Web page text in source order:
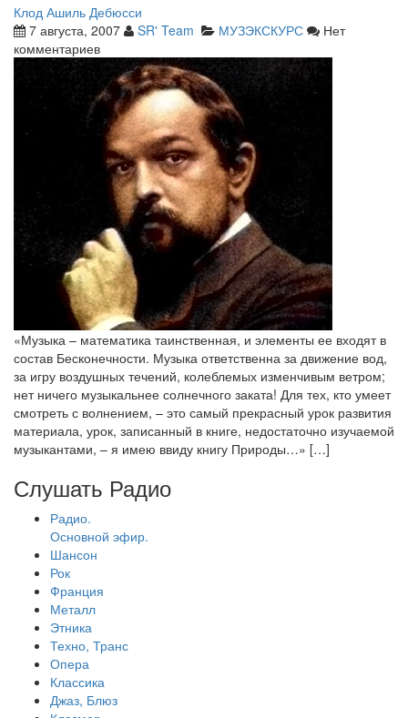
Клод Ашиль Дебюсси
7 августа, 2007
SR' Team МУЗЭКСКУРС
Нет
комментариев
«Музыка – математика таинственная, и элементы ее входят в
состав Бесконечности. Музыка ответственна за движение вод,
за игру воздушных течений, колеблемых изменчивым ветром;
нет ничего музыкальнее солнечного заката! Для тех, кто умеет
смотреть с волнением, – это самый прекрасный урок развития
материала, урок, записанный в книге, недостаточно изучаемой
музыкантами, – я имею ввиду книгу Природы…» […]
Слушать Радио
Радио.
Основной эфир.
Шансон
Рок
Франция
Металл
Этника
Техно, Транс
Опера
Классика
Джаз, Блюз